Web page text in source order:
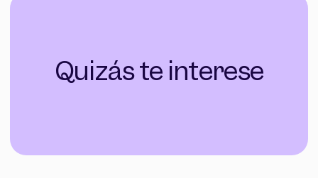
Quizás te interese